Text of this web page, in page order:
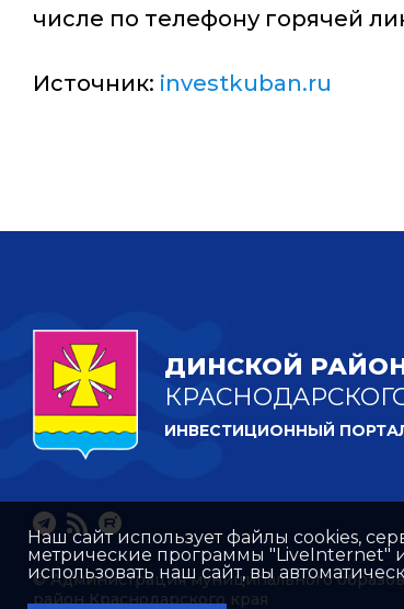
числе по телефону горячей
Источник: investkuban.ru
ДИНСКОЙ
ИНВЕСТИЦИОННЫЙ
© Администрация муниципального
район Краснодарского края
Наш сайт использует файлы cookies,
метрические программы "LiveInternet"
использовать наш сайт, вы